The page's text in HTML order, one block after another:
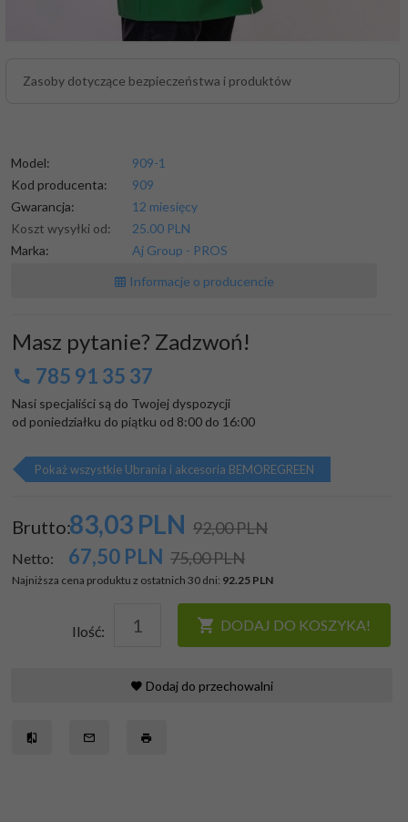
Zasoby dotyczące bezpieczeństwa i produktów
Model:
909-1
Kod producenta:
909
Gwarancja:
12 miesięcy
Koszt wysyłki od:
25.00 PLN
Marka:
Aj Group - PROS
Informacje o producencie
Masz pytanie? Zadzwoń!
785 91 35 37
Nasi specjaliści są do Twojej dyspozycji
od poniedziałku do piątku od 8:00 do 16:00
Pokaż wszystkie Ubrania i akcesoria BEMOREGREEN
Brutto:83,03 PLN 92,00 PLN
Netto: 67,50 PLN 75,00 PLN
Najniższa cena produktu z ostatnich 30 dni: 92.25 PLN
Ilość: DODAJ DO KOSZYKA!
Dodaj do przechowalni